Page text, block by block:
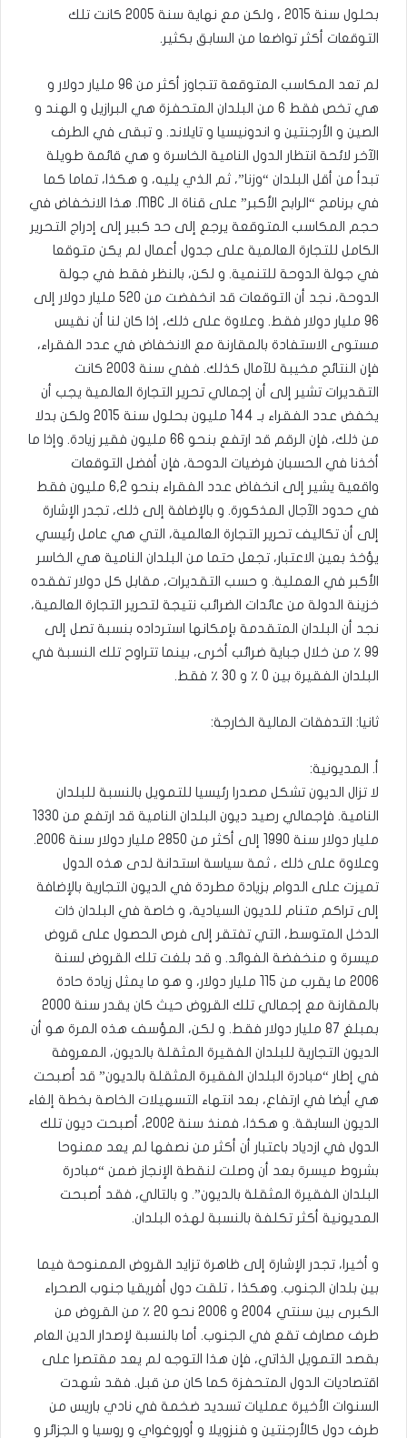
بحلول سنة 2015 ، ولكن مع نهاية سنة 2005 كانت تلك
التوقعات أكثر تواضعا من السابق بكثير.
لم تعد المكاسب المتوقعة تتجاوز أكثر من 96 مليار دولار و
هي تخص فقط 6 من البلدان المتحفزة هي البرازيل و الهند و
الصين و الأرجنتين و اندونيسيا و تايلاند. و تبقى في الطرف
الآخر لائحة انتظار الدول النامية الخاسرة و هي قائمة طويلة
تبدأ من أقل البلدان “وزنا”، ثم الذي يليه، و هكذا، تماما كما
في برنامج “الرابح الأكبر” على قناة الـ MBC. هذا الانخفاض في
حجم المكاسب المتوقعة يرجع إلى حد كبير إلى إدراج التحرير
الكامل للتجارة العالمية على جدول أعمال لم يكن متوقعا
في جولة الدوحة للتنمية. و لكن، بالنظر فقط في جولة
الدوحة، نجد أن التوقعات قد انخفضت من 520 مليار دولار إلى
96 مليار دولار فقط. وعلاوة على ذلك، إذا كان لنا أن نقيس
مستوى الاستفادة بالمقارنة مع الانخفاض في عدد الفقراء،
فإن النتائج مخيبة للآمال كذلك. ففي سنة 2003 كانت
التقديرات تشير إلى أن إجمالي تحرير التجارة العالمية يجب أن
يخفض عدد الفقراء بـ 144 مليون بحلول سنة 2015 ولكن بدلا
من ذلك، فإن الرقم قد ارتفع بنحو 66 مليون فقير زيادة. وإذا ما
أخذنا في الحسبان فرضيات الدوحة، فإن أفضل التوقعات
واقعية يشير إلى انخفاض عدد الفقراء بنحو 6,2 مليون فقط
في حدود الآجال المذكورة. و بالإضافة إلى ذلك، تجدر الإشارة
إلى أن تكاليف تحرير التجارة العالمية، التي هي عامل رئيسي
يؤخذ بعين الاعتبار، تجعل حتما من البلدان النامية هي الخاسر
الأكبر في العملية. و حسب التقديرات، مقابل كل دولار تفقده
خزينة الدولة من عائدات الضرائب نتيجة لتحرير التجارة العالمية،
نجد أن البلدان المتقدمة بإمكانها استرداده بنسبة تصل إلى
99 ٪ من خلال جباية ضرائب أخرى، بينما تتراوح تلك النسبة في
البلدان الفقيرة بين 0 ٪ و 30 ٪ فقط.
ثانيا: التدفقات المالية الخارجة:
أ. المديونية:
لا تزال الديون تشكل مصدرا رئيسيا للتمويل بالنسبة للبلدان
النامية. فإجمالي رصيد ديون البلدان النامية قد ارتفع من 1330
مليار دولار سنة 1990 إلى أكثر من 2850 مليار دولار سنة 2006.
وعلاوة على ذلك ، ثمة سياسة استدانة لدى هذه الدول
تميزت على الدوام بزيادة مطردة في الديون التجارية بالإضافة
إلى تراكم متنام للديون السيادية، و خاصة في البلدان ذات
الدخل المتوسط، التي تفتقر إلى فرص الحصول على قروض
ميسرة و منخفضة الفوائد. و قد بلغت تلك القروض لسنة
2006 ما يقرب من 115 مليار دولار، و هو ما يمثل زيادة حادة
بالمقارنة مع إجمالي تلك القروض حيث كان يقدر سنة 2000
بمبلغ 87 مليار دولار فقط. و لكن، المؤسف هذه المرة هو أن
الديون التجارية للبلدان الفقيرة المثقلة بالديون، المعروفة
في إطار “مبادرة البلدان الفقيرة المثقلة بالديون” قد أصبحت
هي أيضا في ارتفاع، بعد انتهاء التسهيلات الخاصة بخطة إلغاء
الديون السابقة. و هكذا، فمنذ سنة 2002، أصبحت ديون تلك
الدول في ازدياد باعتبار أن أكثر من نصفها لم يعد ممنوحا
بشروط ميسرة بعد أن وصلت لنقطة الإنجاز ضمن “مبادرة
البلدان الفقيرة المثقلة بالديون”. و بالتالي، فقد أصبحت
المديونية أكثر تكلفة بالنسبة لهذه البلدان.
و أخيرا، تجدر الإشارة إلى ظاهرة تزايد القروض الممنوحة فيما
بين بلدان الجنوب. وهكذا ، تلقت دول أفريقيا جنوب الصحراء
الكبرى بين سنتي 2004 و 2006 نحو 20 ٪ من القروض من
طرف مصارف تقع في الجنوب. أما بالنسبة لإصدار الدين العام
بقصد التمويل الذاتي، فإن هذا التوجه لم يعد مقتصرا على
اقتصاديات الدول المتحفزة كما كان من قبل. فقد شهدت
السنوات الأخيرة عمليات تسديد ضخمة في نادي باريس من
طرف دول كالأرجنتين و فنزويلا و أوروغواي و روسيا و الجزائر و